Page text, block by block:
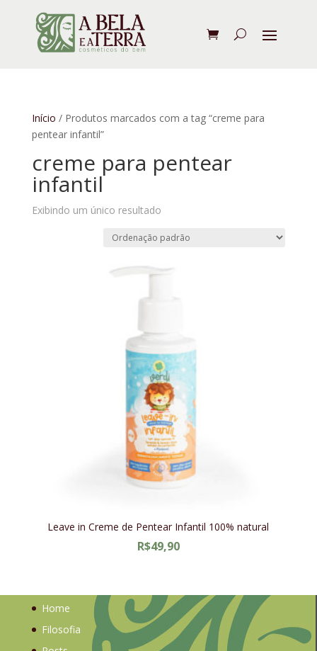
Início / Produtos marcados com a tag “creme para
pentear infantil”
creme para pentear
infantil
Exibindo um único resultado
Leave in Creme de Pentear Infantil 100% natural
R$49,90
Home
Filosofia